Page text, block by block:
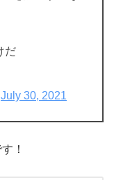
だ
July 30, 2021
！